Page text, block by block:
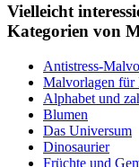
Vielleicht
Kategorien von
Antistress-
Malvorlagen für
Alphabet und
Blumen
Das Universum
Dinosaurier
Früchte und